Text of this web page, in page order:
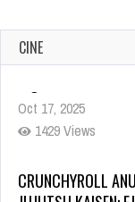
CINE
CRUNCHYROLL
JUJUTSU KAISEN:
1752 Views